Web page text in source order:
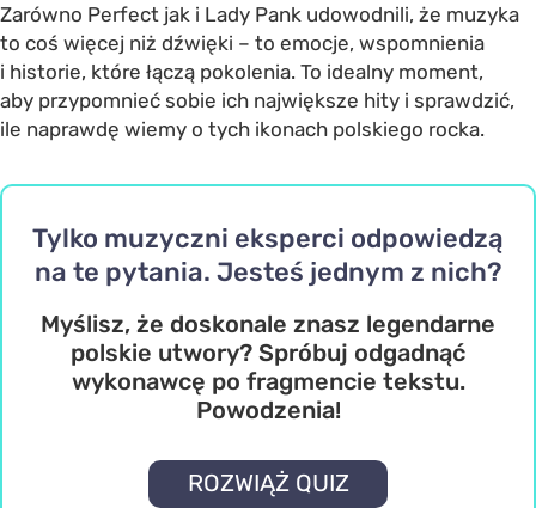
Zarówno Perfect jak i Lady Pank udowodnili, że muzyka
to coś więcej niż dźwięki – to emocje, wspomnienia
i historie, które łączą pokolenia. To idealny moment,
aby przypomnieć sobie ich największe hity i sprawdzić,
ile naprawdę wiemy o tych ikonach polskiego rocka.
Tylko muzyczni eksperci odpowiedzą
na te pytania. Jesteś jednym z nich?
Myślisz, że doskonale znasz legendarne
polskie utwory? Spróbuj odgadnąć
wykonawcę po fragmencie tekstu.
Powodzenia!
ROZWIĄŻ QUIZ